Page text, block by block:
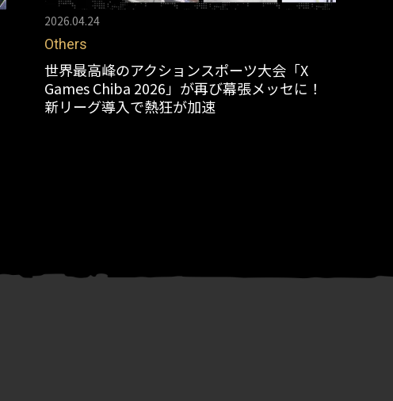
2026.04.24
Others
世界最高峰のアクションスポーツ大会「X
Games Chiba 2026」が再び幕張メッセに！
新リーグ導入で熱狂が加速